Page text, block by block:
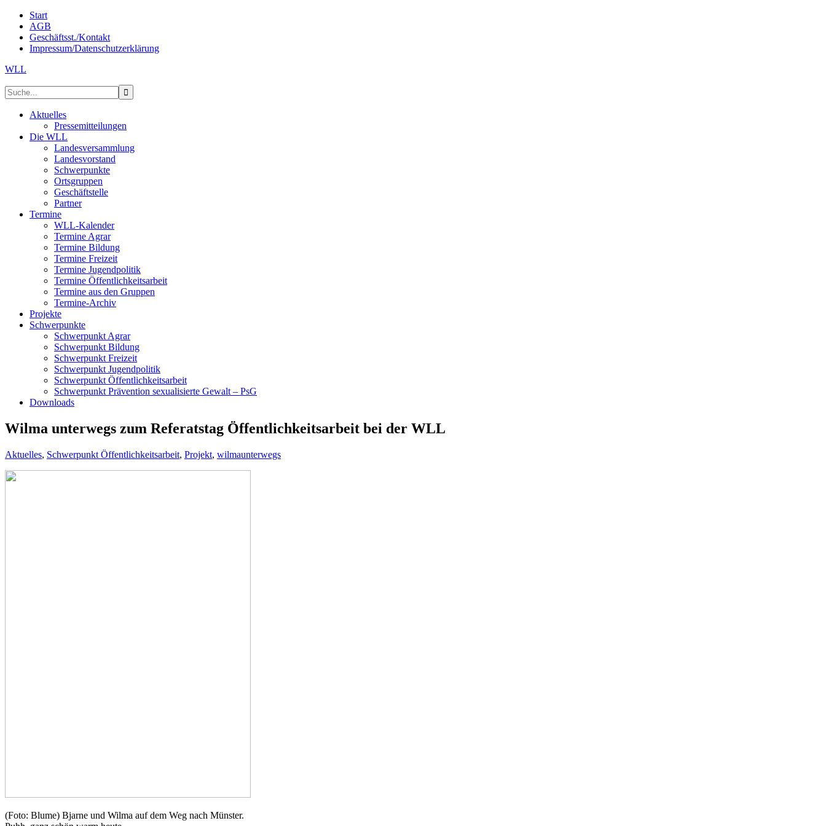
Start
AGB
Geschäftsst./Kontakt
Impressum/Datenschutzerklärung
WLL
Aktuelles
Pressemitteilungen
Die WLL
Landesversammlung
Landesvorstand
Schwerpunkte
Ortsgruppen
Geschäftstelle
Partner
Termine
WLL-Kalender
Termine Agrar
Termine Bildung
Termine Freizeit
Termine Jugendpolitik
Termine Öffentlichkeitsarbeit
Termine aus den Gruppen
Termine-Archiv
Projekte
Schwerpunkte
Schwerpunkt Agrar
Schwerpunkt Bildung
Schwerpunkt Freizeit
Schwerpunkt Jugendpolitik
Schwerpunkt Öffentlichkeitsarbeit
Schwerpunkt Prävention sexualisierte Gewalt – PsG
Downloads
Wilma unterwegs zum Referatstag Öffentlichkeitsarbeit bei der WLL
Aktuelles, Schwerpunkt Öffentlichkeitsarbeit, Projekt, wilmaunterwegs
(Foto: Blume) Bjarne und Wilma auf dem Weg nach Münster.